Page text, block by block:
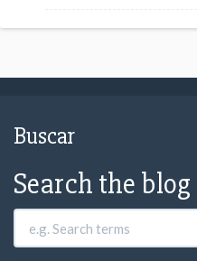
Buscar
Search the blog